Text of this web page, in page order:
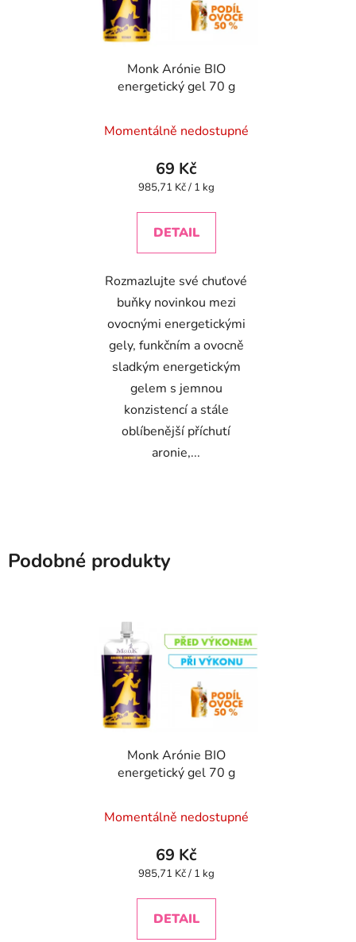
Monk Arónie BIO
energetický gel 70 g
Momentálně nedostupné
69 Kč
Měrná
985,71 Kč / 1 kg
DETAIL
Rozmazlujte své chuťové
buňky novinkou mezi
ovocnými energetickými
gely, funkčním a ovocně
sladkým energetickým
gelem s jemnou
konzistencí a stále
oblíbenější příchutí
aronie,...
Podobné produkty
Monk Arónie BIO
energetický gel 70 g
Momentálně nedostupné
69 Kč
Měrná
985,71 Kč / 1 kg
DETAIL